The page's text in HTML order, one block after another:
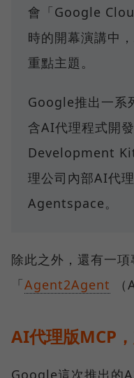
會「Google
時的開幕演講中
重點主題。
Google推出一系
含AI代理程式開
Development
理公司內部AI代
Agentspace。
除此之外，還有一
「Agent2Agent （
AI代理版MCP
Google這次推出的